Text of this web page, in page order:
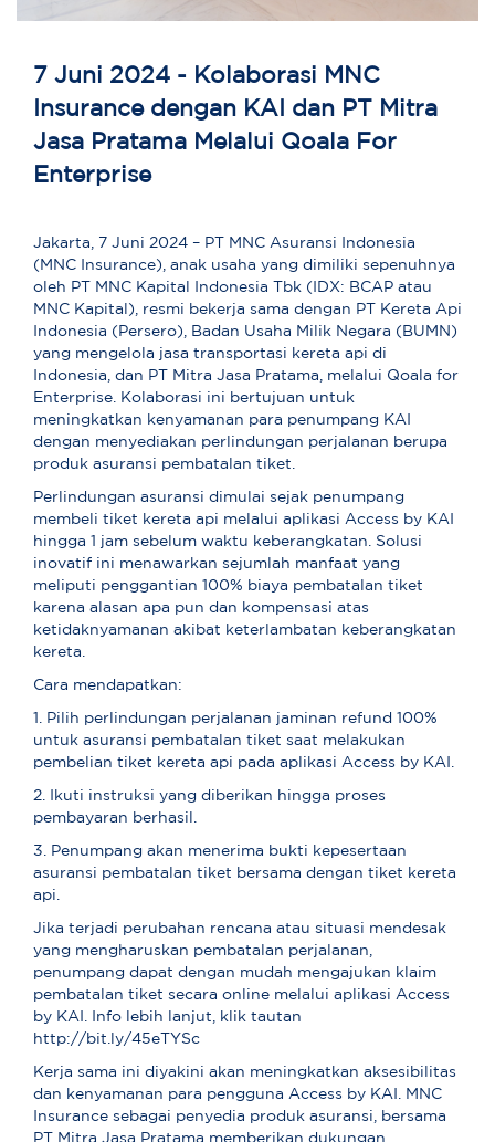
7 Juni 2024 - Kolaborasi MNC
Insurance dengan KAI dan PT Mitra
Jasa Pratama Melalui Qoala For
Enterprise
Jakarta, 7 Juni 2024 – PT MNC Asuransi Indonesia
(MNC Insurance), anak usaha yang dimiliki sepenuhnya
oleh PT MNC Kapital Indonesia Tbk (IDX: BCAP atau
MNC Kapital), resmi bekerja sama dengan PT Kereta Api
Indonesia (Persero), Badan Usaha Milik Negara (BUMN)
yang mengelola jasa transportasi kereta api di
Indonesia, dan PT Mitra Jasa Pratama, melalui Qoala for
Enterprise. Kolaborasi ini bertujuan untuk
meningkatkan kenyamanan para penumpang KAI
dengan menyediakan perlindungan perjalanan berupa
produk asuransi pembatalan tiket.
Perlindungan asuransi dimulai sejak penumpang
membeli tiket kereta api melalui aplikasi Access by KAI
hingga 1 jam sebelum waktu keberangkatan. Solusi
inovatif ini menawarkan sejumlah manfaat yang
meliputi penggantian 100% biaya pembatalan tiket
karena alasan apa pun dan kompensasi atas
ketidaknyamanan akibat keterlambatan keberangkatan
kereta.
Cara mendapatkan:
1. Pilih perlindungan perjalanan jaminan refund 100%
untuk asuransi pembatalan tiket saat melakukan
pembelian tiket kereta api pada aplikasi Access by KAI.
2. Ikuti instruksi yang diberikan hingga proses
pembayaran berhasil.
3. Penumpang akan menerima bukti kepesertaan
asuransi pembatalan tiket bersama dengan tiket kereta
api.
Jika terjadi perubahan rencana atau situasi mendesak
yang mengharuskan pembatalan perjalanan,
penumpang dapat dengan mudah mengajukan klaim
pembatalan tiket secara online melalui aplikasi Access
by KAI. Info lebih lanjut, klik tautan
http://bit.ly/45eTYSc
Kerja sama ini diyakini akan meningkatkan aksesibilitas
dan kenyamanan para pengguna Access by KAI. MNC
Insurance sebagai penyedia produk asuransi, bersama
PT Mitra Jasa Pratama memberikan dukungan